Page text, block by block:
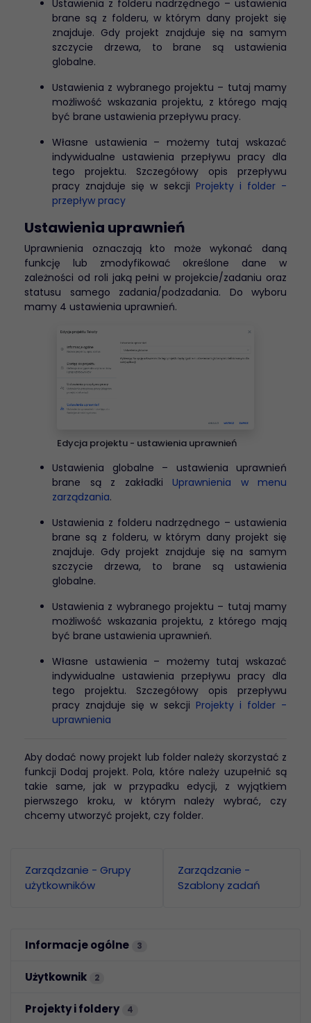
Informacje ogólne 3
Użytkownik 2
Projekty i foldery 4
Ustawienia z folderu nadrzędnego – ustawienia
brane są z folderu, w którym dany projekt się
znajduje. Gdy projekt znajduje się na samym
szczycie drzewa, to brane są ustawienia
globalne.
Ustawienia z wybranego projektu – tutaj mamy
możliwość wskazania projektu, z którego mają
być brane ustawienia przepływu pracy.
Własne ustawienia – możemy tutaj wskazać
indywidualne ustawienia przepływu pracy dla
tego projektu. Szczegółowy opis przepływu
pracy znajduje się w sekcji Projekty i folder -
przepływ pracy
Ustawienia uprawnień
Uprawnienia oznaczają kto może wykonać daną
funkcję lub zmodyfikować określone dane w
zależności od roli jaką pełni w projekcie/zadaniu oraz
statusu samego zadania/podzadania. Do wyboru
mamy 4 ustawienia uprawnień.
Edycja projektu - ustawienia uprawnień
Ustawienia globalne – ustawienia uprawnień
brane są z zakładki Uprawnienia w menu
zarządzania.
Ustawienia z folderu nadrzędnego – ustawienia
brane są z folderu, w którym dany projekt się
znajduje. Gdy projekt znajduje się na samym
szczycie drzewa, to brane są ustawienia
globalne.
Ustawienia z wybranego projektu – tutaj mamy
możliwość wskazania projektu, z którego mają
być brane ustawienia uprawnień.
Własne ustawienia – możemy tutaj wskazać
indywidualne ustawienia przepływu pracy dla
tego projektu. Szczegółowy opis przepływu
pracy znajduje się w sekcji Projekty i folder -
uprawnienia
Aby dodać nowy projekt lub folder należy skorzystać z
funkcji Dodaj projekt. Pola, które należy uzupełnić są
takie same, jak w przypadku edycji, z wyjątkiem
pierwszego kroku, w którym należy wybrać, czy
chcemy utworzyć projekt, czy folder.
Zarządzanie - Grupy
użytkowników
Zarządzanie -
Szablony zadań